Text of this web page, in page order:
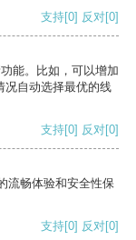
支持[0] 反对[0]
能。比如，可以增加
况自动选择最优的线
支持[0] 反对[0]
流畅体验和安全性保
支持[0] 反对[0]